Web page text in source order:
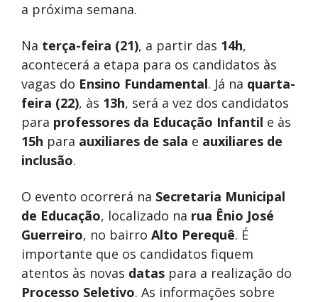
a próxima semana.
Na terça-feira (21), a partir das 14h,
acontecerá a etapa para os candidatos às
vagas do Ensino Fundamental. Já na quarta-
feira (22), às 13h, será a vez dos candidatos
para professores da Educação Infantil e às
15h para auxiliares de sala e auxiliares de
inclusão.
O evento ocorrerá na Secretaria Municipal
de Educação, localizado na rua Ênio José
Guerreiro, no bairro Alto Perequê. É
importante que os candidatos fiquem
atentos às novas datas para a realização do
Processo Seletivo. As informações sobre